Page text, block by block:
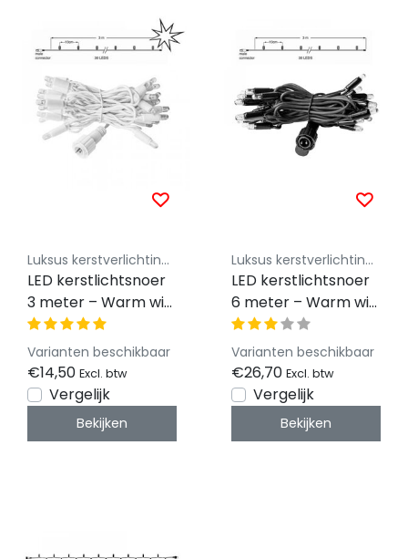
Luksus kerstverlichting koppelbaar 230V
LED kerstlichtsnoer
3 meter – Warm wit
2400K + flits – Wit
snoer – 230V
systeem (IP65)
Varianten beschikbaar
€14,50 Excl. btw
Vergelijk
Bekijken
Luksus kerstverlichting koppelbaar 230V
LED kerstlichtsnoer
6 meter – Warm wit
2400K + flits – Zwart
snoer – 230V
systeem (IP65)
Varianten beschikbaar
€26,70 Excl. btw
Vergelijk
Bekijken